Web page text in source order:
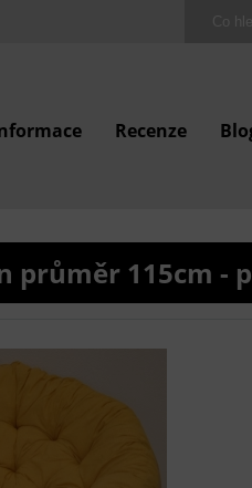
Recenze
průměr 115cm -